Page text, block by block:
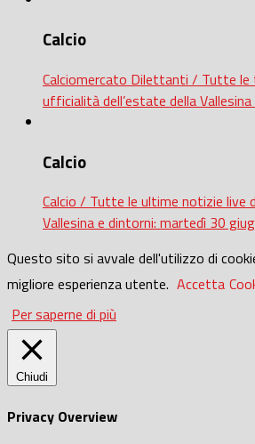
Calcio
Calciomercato Dilettanti / Tutte
ufficialità dell’estate della
Calcio
Calcio / Tutte le ultime notizie live
Vallesina e dintorni: martedì 30
Questo sito si avvale dell'utilizzo di
migliore esperienza utente. Accetta
Per saperne di più
Chiudi
Privacy Overview